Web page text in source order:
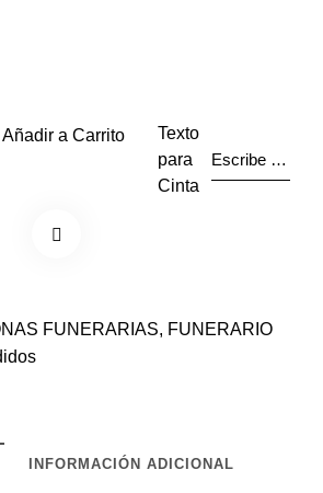
Añadir a Carrito
Texto
para
Cinta
FUNERARIAS, FUNERARIO
INFORMACIÓN ADICIONAL